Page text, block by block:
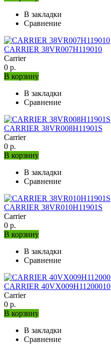
В закладки
Сравнение
CARRIER 38VR007H119010
Carrier
0 р.
В корзину
В закладки
Сравнение
CARRIER 38VR008H11901S
Carrier
0 р.
В корзину
В закладки
Сравнение
CARRIER 38VR010H11901S
Carrier
0 р.
В корзину
В закладки
Сравнение
CARRIER 40VX009H11200010
Carrier
0 р.
В корзину
В закладки
Сравнение